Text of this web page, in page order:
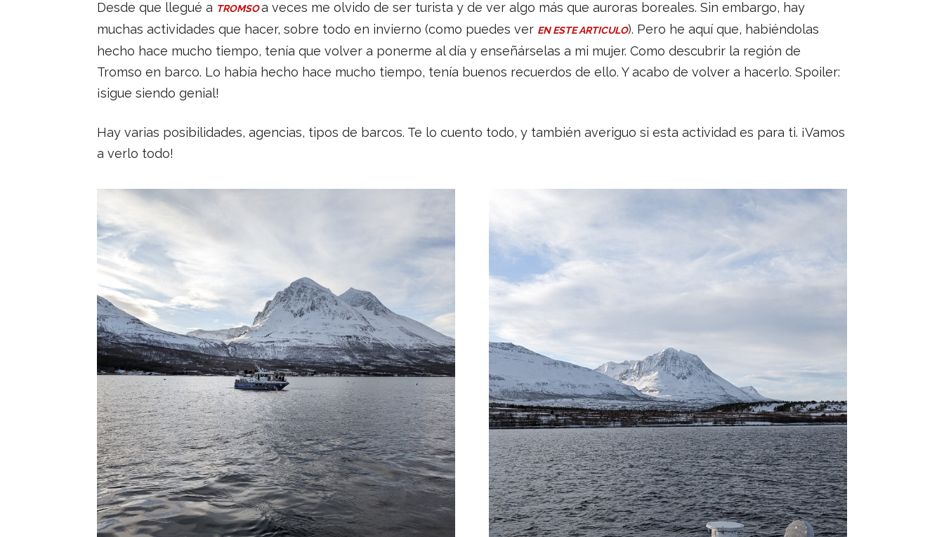
Desde que llegué a TROMSOa veces me olvido de ser turista y de ver algo más que auroras boreales. Sin embargo, hay
muchas actividades que hacer, sobre todo en invierno (como puedes ver EN ESTE ARTICULO). Pero he aquí que, habiéndolas
hecho hace mucho tiempo, tenía que volver a ponerme al día y enseñárselas a mi mujer. Como descubrir la región de
Tromso en barco. Lo había hecho hace mucho tiempo, tenía buenos recuerdos de ello. Y acabo de volver a hacerlo. Spoiler:
¡sigue siendo genial!
Hay varias posibilidades, agencias, tipos de barcos. Te lo cuento todo, y también averiguo si esta actividad es para ti. ¡Vamos
a verlo todo!